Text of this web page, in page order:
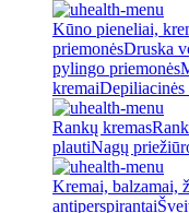
Kūno pieneliai,
priemonėsDruska
pylingo priemonės
kremaiDepiliacinės
Rankų kremas
plautiNagų
Kremai, balzamai,
antiperspirantai